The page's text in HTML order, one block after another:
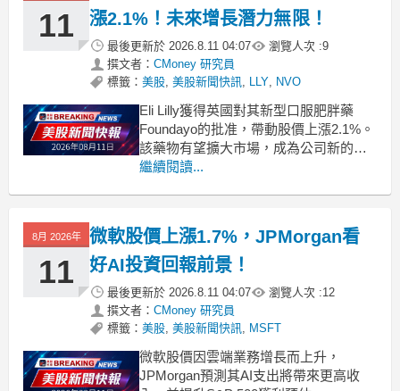
11
漲2.1%！未來增長潛力無限！
最後更新於 2026.8.11 04:07 瀏覽人次 :9
撰文者： CMoney 研究員
標籤： 美股, 美股新聞快訊, LLY, NVO
Eli Lilly獲得英國對其新型口服肥胖藥
Foundayo的批准，帶動股價上漲2.1%。
該藥物有望擴大市場，成為公司新的增
長引擎。 .badgeprice-container {
gap: 1rem !impo
繼續閱讀...
8月 2026年
11
微軟股價上漲1.7%，JPMorgan看
好AI投資回報前景！
最後更新於 2026.8.11 04:07 瀏覽人次 :12
撰文者： CMoney 研究員
標籤： 美股, 美股新聞快訊, MSFT
微軟股價因雲端業務增長而上升，
JPMorgan預測其AI支出將帶來更高收